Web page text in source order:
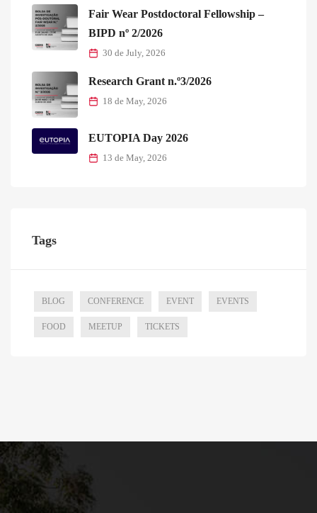
Fair Wear Postdoctoral Fellowship –
BIPD nº 2/2026
30 de July, 2026
Research Grant n.º3/2026
18 de May, 2026
EUTOPIA Day 2026
13 de May, 2026
Tags
BLOG CONFERENCE EVENT EVENTS
FOOD MEETUP TICKETS